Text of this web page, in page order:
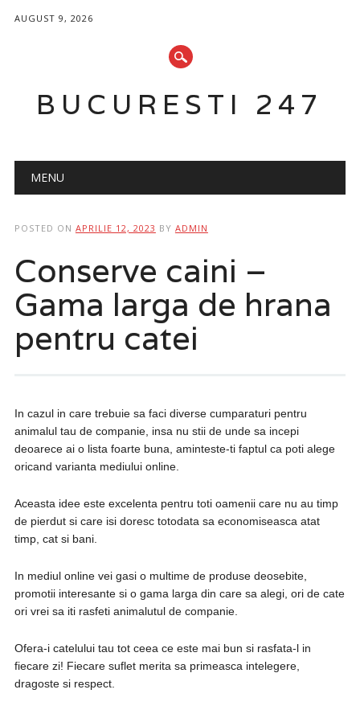
AUGUST 9, 2026
BUCURESTI 247
Main menu
MENU
POSTED ON APRILIE 12, 2023 BY ADMIN
Conserve caini –
Gama larga de hrana
pentru catei
In cazul in care trebuie sa faci diverse cumparaturi pentru
animalul tau de companie, insa nu stii de unde sa incepi
deoarece ai o lista foarte buna, aminteste-ti faptul ca poti alege
oricand varianta mediului online.
Aceasta idee este excelenta pentru toti oamenii care nu au timp
de pierdut si care isi doresc totodata sa economiseasca atat
timp, cat si bani.
In mediul online vei gasi o multime de produse deosebite,
promotii interesante si o gama larga din care sa alegi, ori de cate
ori vrei sa iti rasfeti animalutul de companie.
Ofera-i catelului tau tot ceea ce este mai bun si rasfata-l in
fiecare zi! Fiecare suflet merita sa primeasca intelegere,
dragoste si respect.